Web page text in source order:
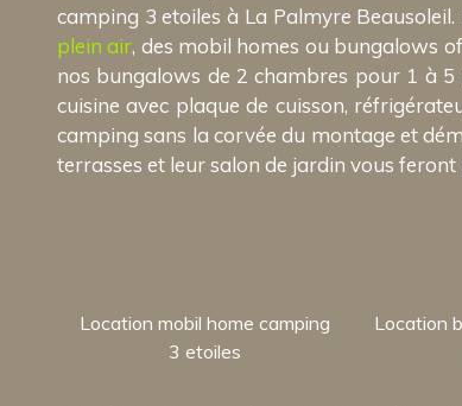
camping 3 etoiles à La Palmyre
plein air, des mobil homes ou bungalows
nos bungalows de 2 chambres pour 1 à 5
cuisine avec plaque de cuisson,
camping sans la corvée du montage et
terrasses et leur salon de jardin vous
Location mobil home camping
3 etoiles
Location